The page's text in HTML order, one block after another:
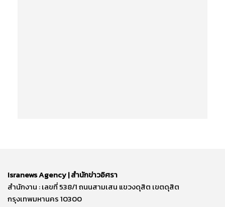
Isranews Agency | สำนักข่าวอิศรา
สำนักงาน : เลขที่ 538/1 ถนนสามเสน แขวงดุสิต เขตดุสิต
กรุงเทพมหานคร 10300